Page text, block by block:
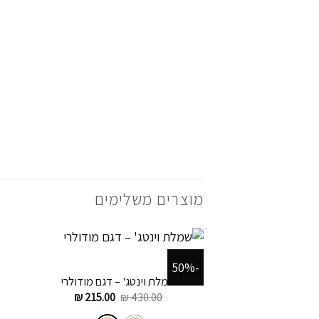
מוצרים משלימים
-50%
שמלת וינטג' – דגם מודולרי
₪430.00 המחיר ₪215.00